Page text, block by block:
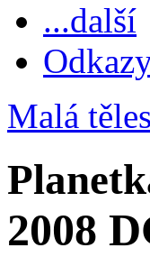
...další
Malá
2008